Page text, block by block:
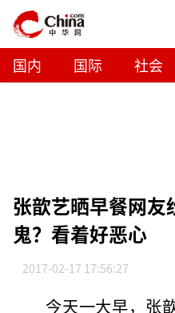
国内 国际 社会
张歆艺晒早餐网友
鬼？看着好恶心
2017-02-17 17:56:27
今天一大早，张